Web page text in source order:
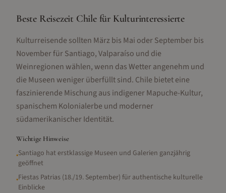
Beste Reisezeit Chile für Kulturinteressierte
Kulturreisende sollten März bis Mai oder September bis
November für Santiago, Valparaíso und die
Weinregionen wählen, wenn das Wetter angenehm und
die Museen weniger überfüllt sind. Chile bietet eine
faszinierende Mischung aus indigener Mapuche-Kultur,
spanischem Kolonialerbe und moderner
südamerikanischer Identität.
Wichtige Hinweise
•Santiago hat erstklassige Museen und Galerien ganzjährig
geöffnet
•Fiestas Patrias (18./19. September) für authentische kulturelle
Einblicke